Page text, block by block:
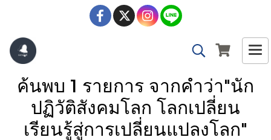
ค้นพบ 1 รายการ จากคำว่า"นัก
ปฏิวัติสังคมโลก โลกเปลี่ยน
เรียนรู้สู่การเปลี่ยนแปลงโลก"